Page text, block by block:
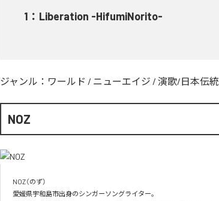
1 ： Liberation -HifumiNorito-
ジャンル： ワールド / ニューエイジ / 演歌/日本伝統
NOZ
NOZ（のず）
愛媛県宇和島市出身のシンガーソングライター。